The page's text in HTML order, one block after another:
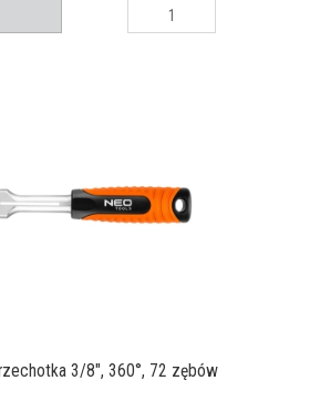
3/8", 360°, 72 zębów